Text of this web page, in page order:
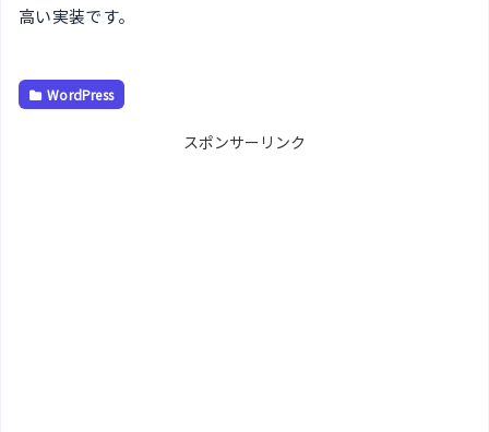
高い実装です。
WordPress
スポンサーリンク